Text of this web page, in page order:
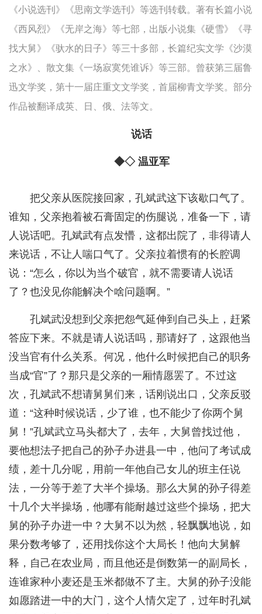
《小说选刊》《思南文学选刊》等选刊转载。著有长篇小说
《西风烈》《无岸之海》等七部，出版小说集《硬雪》《寻
找大舅》《驮水的日子》等三十多部，长篇纪实文学《沙漠
之水》、散文集《一场寂寞凭谁诉》等三部。曾获第三届鲁
迅文学奖，第十一届庄重文文学奖，首届柳青文学奖。部分
作品被翻译成英、日、俄、法等文。
说话
◆◇ 温亚军
把父亲从医院接回家，孔斌武这下该歇口气了。
谁知，父亲抱着被石膏固定的伤腿说，准备一下，请
人说话吧。孔斌武有点发懵，这都出院了，非得请人
来说话，不让人喘口气了。父亲拉着惯有的长腔调
说：“怎么，你以为当个破官，就不需要请人说话
了？也没见你能解决个啥问题啊。”
孔斌武没想到父亲把怨气延伸到自己头上，赶紧
答应下来。不就是请人说话吗，那请好了，这跟他当
没当官有什么关系。何况，他什么时候把自己的职务
当成“官”了？那只是父亲的一厢情愿罢了。不过这
次，孔斌武不想请舅舅们来，话刚说出口，父亲反驳
道：“这种时候说话，少了谁，也不能少了你两个舅
舅！”孔斌武立马头都大了，去年，大舅曾找过他，
要他想法子把自己的孙子办进县一中，他问了考试成
绩，差十几分呢，用前一年他自己女儿的班主任说
法，一分等于差了大半个操场。那么大舅的孙子得差
十几个大半操场，他哪有能耐越过这些个操场，把大
舅的孙子办进一中？大舅不以为然，轻飘飘地说，如
果分数考够了，还用找你这个大局长！他向大舅解
释，自己在农业局，而且他还是倒数第一的副局长，
连谁家种小麦还是玉米都做不了主。大舅的孙子没能
如愿踏进一中的大门，这个人情欠定了，过年时孔斌